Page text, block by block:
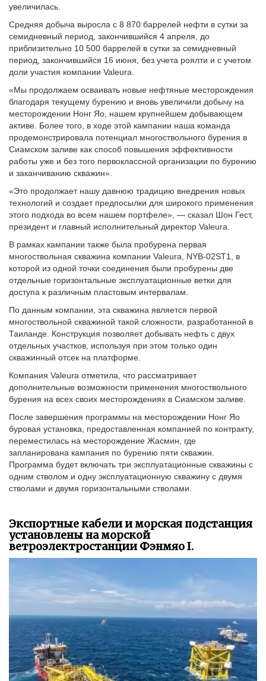
увеличилась.
Средняя добыча выросла с 8 870 баррелей нефти в сутки за
семидневный период, закончившийся 4 апреля, до
приблизительно 10 500 баррелей в сутки за семидневный
период, закончившийся 16 июня, без учета роялти и с учетом
доли участия компании Valeura.
«Мы продолжаем осваивать новые нефтяные месторождения
благодаря текущему бурению и вновь увеличили добычу на
месторождении Нонг Яо, нашем крупнейшем добывающем
активе. Более того, в ходе этой кампании наша команда
продемонстрировала потенциал многоствольного бурения в
Сиамском заливе как способ повышения эффективности
работы уже и без того первоклассной организации по бурению
и заканчиванию скважин».
«Это продолжает нашу давнюю традицию внедрения новых
технологий и создает предпосылки для широкого применения
этого подхода во всем нашем портфеле», — сказал Шон Гест,
президент и главный исполнительный директор Valeura.
В рамках кампании также была пробурена первая
многоствольная скважина компании Valeura, NYB-02ST1, в
которой из одной точки соединения были пробурены две
отдельные горизонтальные эксплуатационные ветки для
доступа к различным пластовым интервалам.
По данным компании, эта скважина является первой
многоствольной скважиной такой сложности, разработанной в
Таиланде. Конструкция позволяет добывать нефть с двух
отдельных участков, используя при этом только один
скважинный отсек на платформе.
Компания Valeura отметила, что рассматривает
дополнительные возможности применения многоствольного
бурения на всех своих месторождениях в Сиамском заливе.
После завершения программы на месторождении Нонг Яо
буровая установка, предоставленная компанией по контракту,
переместилась на месторождение Жасмин, где
запланирована кампания по бурению пяти скважин.
Программа будет включать три эксплуатационные скважины с
одним стволом и одну эксплуатационную скважину с двумя
стволами и двумя горизонтальными стволами.
Экспортные кабели и морская подстанция
установлены на морской
ветроэлектростанции Фэнмяо I.